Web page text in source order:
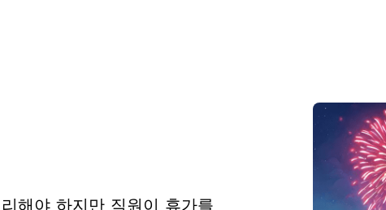
해야 하지만 직원이 휴가를